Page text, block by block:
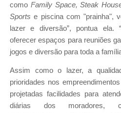
como Family Space, Steak
Sports e piscina com "prainha",
lazer e diversão”, pontua ela.
oferecer espaços para reuniões
jogos e diversão para toda a
Assim como o lazer, a
prioridades nos
projetadas facilidades para
diárias dos moradores,